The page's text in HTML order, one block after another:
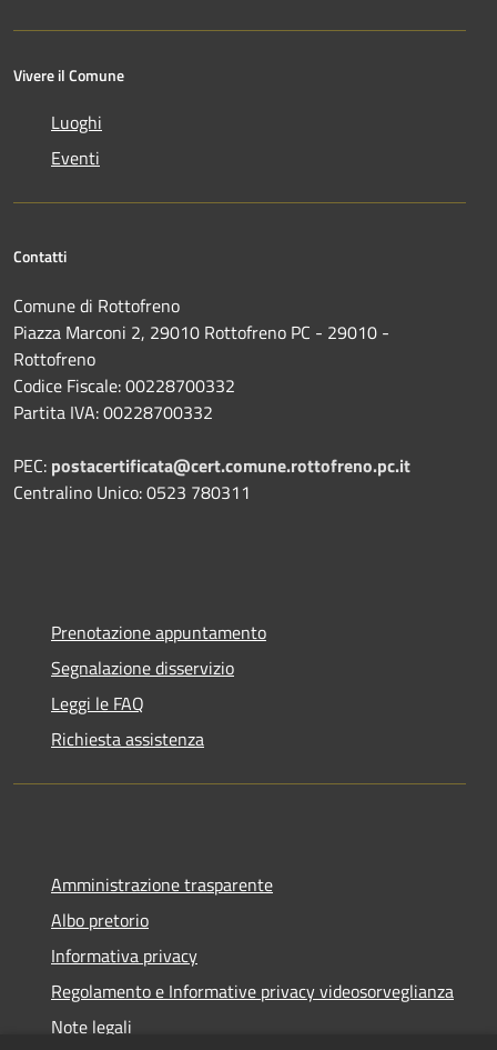
Vivere il Comune
Luoghi
Eventi
Contatti
Comune di Rottofreno
Piazza Marconi 2, 29010 Rottofreno PC - 29010 -
Rottofreno
Codice Fiscale: 00228700332
Partita IVA: 00228700332
PEC: postacertificata@cert.comune.rottofreno.pc.it
Centralino Unico: 0523 780311
Prenotazione appuntamento
Segnalazione disservizio
Leggi le FAQ
Richiesta assistenza
Amministrazione trasparente
Albo pretorio
Informativa privacy
Regolamento e Informative privacy videosorveglianza
Note legali